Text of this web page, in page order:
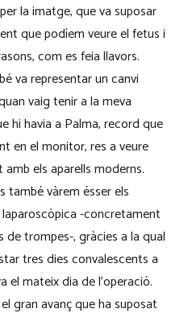
la imatge, que va suposar
que podíem veure el fetus i
com es feia llavors.
va representar un canvi
vaig tenir a la meva
hi havia a Palma, record que
en el monitor, res a veure
els aparells moderns.
també vàrem ésser els
-concretament
trompes-, gràcies a la qual
tres dies convalescents a
el mateix dia de l’operació.
gran avanç que ha suposat